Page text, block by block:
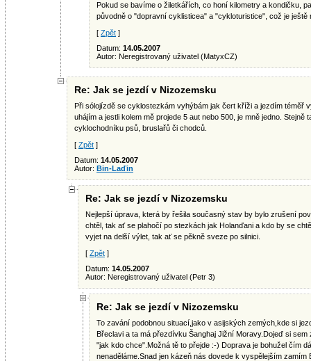
Pokud se bavíme o žiletkářích, co honí kilometry a kondičku,
původně o "dopravní cyklisticea" a "cykloturistice", což je ještě
[ Zpět ]
Datum: 14.05.2007
Autor: Neregistrovaný uživatel (MatyxCZ)
Re: Jak se jezdí v Nizozemsku
Při sólojízdě se cyklostezkám vyhýbám jak čert kříži a jezdím téměř
uhájím a jestli kolem mě projede 5 aut nebo 500, je mně jedno.
cyklochodníku psů, bruslařů či chodců.
[ Zpět ]
Datum: 14.05.2007
Autor: Bin-Laďin
Re: Jak se jezdí v Nizozemsku
Nejlepší úprava, která by řešila současný stav by bylo zrušení
chtěl, tak ať se plahočí po stezkách jak Holanďani a kdo by se
vyjet na delší výlet, tak ať se pěkně sveze po silnici.
[ Zpět ]
Datum: 14.05.2007
Autor: Neregistrovaný uživatel (Petr 3)
Re: Jak se jezdí v Nizozemsku
To zavání podobnou situací,jako v asijských zemých,kde si
Břeclavi a ta má přezdívku Šanghaj Jižní Moravy.Dojeď si
"jak kdo chce".Možná tě to přejde :-) Doprava je bohužel čím
nenaděláme.Snad jen kázeň nás dovede k vyspělejším zamím